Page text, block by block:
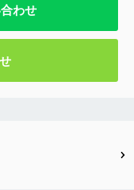
わせ